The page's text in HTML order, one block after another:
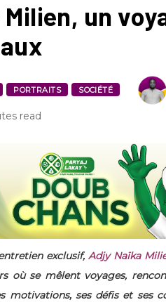
Milien, un
PORTRAITS SOCIÉTÉ
read
exclusif, Adjy Naïka
où se mêlent voyages,
motivations, ses défis et ses